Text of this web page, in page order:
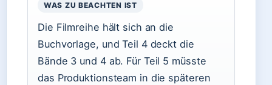
WAS ZU BEACHTEN IST
Die Filmreihe hält sich an die
Buchvorlage, und Teil 4 deckt die
Bände 3 und 4 ab. Für Teil 5 müsste
das Produktionsteam in die späteren